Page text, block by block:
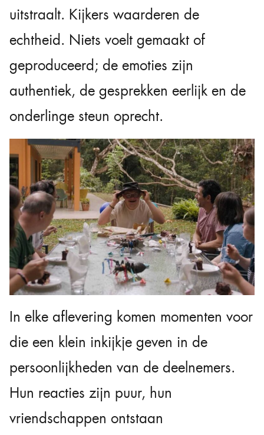
uitstraalt. Kijkers waarderen de
echtheid. Niets voelt gemaakt of
geproduceerd; de emoties zijn
authentiek, de gesprekken eerlijk en de
onderlinge steun oprecht.
In elke aflevering komen momenten voor
die een klein inkijkje geven in de
persoonlijkheden van de deelnemers.
Hun reacties zijn puur, hun
vriendschappen ontstaan